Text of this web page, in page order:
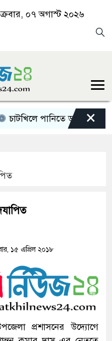
০৭ অগাস্ট ২০২৬
পানিতে ডুবে শিশুর মৃত্যু
×
১৫ এপ্রিল ২০১৮
প্রশাসনের উদ্যোগে